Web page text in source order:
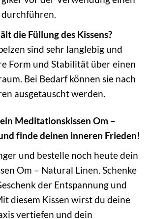
die Füllung des Kissens?
sind sehr langlebig und
Form und Stabilität über einen
Bei Bedarf können sie nach
ausgetauscht werden.
Meditationskissen Om –
finde deinen inneren Frieden!
und bestelle noch heute dein
Om – Natural Linen. Schenke
der Entspannung und
diesem Kissen wirst du deine
vertiefen und dein